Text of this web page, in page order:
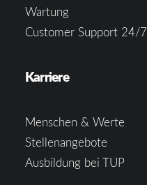
Wartung
Customer Support 24/7
Karriere
Menschen & Werte
Stellenangebote
Ausbildung bei TUP